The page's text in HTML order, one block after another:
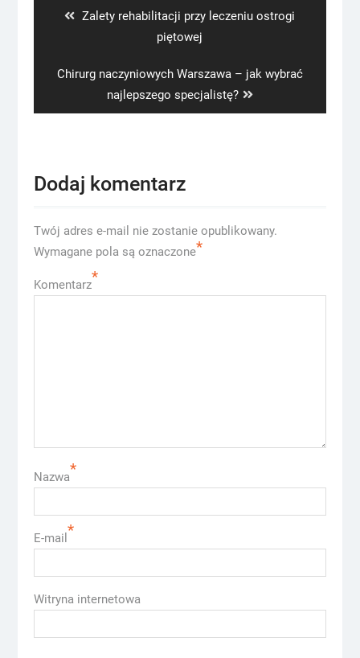
Previous
Zalety rehabilitacji przy leczeniu ostrogi
piętowej
Next
Chirurg naczyniowych Warszawa – jak wybrać
najlepszego specjalistę?
Dodaj komentarz
Twój adres e-mail nie zostanie opublikowany.
Wymagane pola są oznaczone*
Komentarz*
Nazwa*
E-mail *
Witryna internetowa